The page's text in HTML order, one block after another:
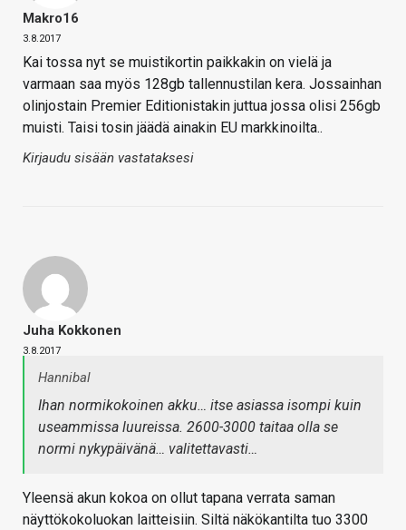
Makro16
3.8.2017
Kai tossa nyt se muistikortin paikkakin on vielä ja
varmaan saa myös 128gb tallennustilan kera. Jossainhan
olinjostain Premier Editionistakin juttua jossa olisi 256gb
muisti. Taisi tosin jäädä ainakin EU markkinoilta..
Kirjaudu sisään vastataksesi
Juha Kokkonen
3.8.2017
Hannibal
Ihan normikokoinen akku… itse asiassa isompi kuin
useammissa luureissa. 2600-3000 taitaa olla se
normi nykypäivänä… valitettavasti…
Yleensä akun kokoa on ollut tapana verrata saman
näyttökokoluokan laitteisiin. Siltä näkökantilta tuo 3300